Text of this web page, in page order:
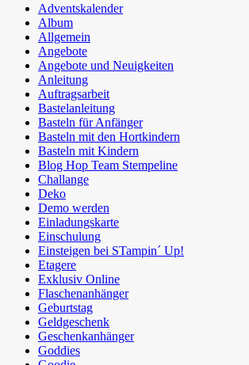
Adventskalender
Album
Allgemein
Angebote
Angebote und Neuigkeiten
Anleitung
Auftragsarbeit
Bastelanleitung
Basteln für Anfänger
Basteln mit den Hortkindern
Basteln mit Kindern
Blog Hop Team Stempeline
Challange
Deko
Demo werden
Einladungskarte
Einschulung
Einsteigen bei STampin´ Up!
Etagere
Exklusiv Online
Flaschenanhänger
Geburtstag
Geldgeschenk
Geschenkanhänger
Goddies